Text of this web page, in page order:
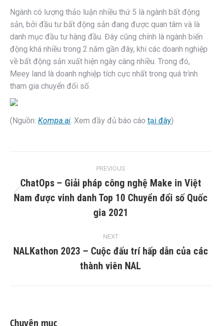
Ngành có lượng thảo luận nhiều thứ 5 là ngành bất động
sản, bởi đầu tư bất động sản đang được quan tâm và là
danh mục đầu tư hàng đầu. Đây cũng chính là ngành biến
động khá nhiều trong 2 năm gần đây, khi các doanh nghiệp
về bất động sản xuất hiện ngày càng nhiều. Trong đó,
Meey land là doanh nghiệp tích cực nhất trong quá trình
tham gia chuyển đổi số.
(Nguồn: Kompa.ai. Xem đầy đủ báo cáo tại đây)
navigation
PREVIOUS
Previous
post:
ChatOps – Giải pháp công nghệ Make in Việt
Nam được vinh danh Top 10 Chuyển đổi số Quốc
gia 2021
NEXT
Next
post:
NALKathon 2023 – Cuộc đấu trí hấp dẫn của các
thành viên NAL
Chuyên mục